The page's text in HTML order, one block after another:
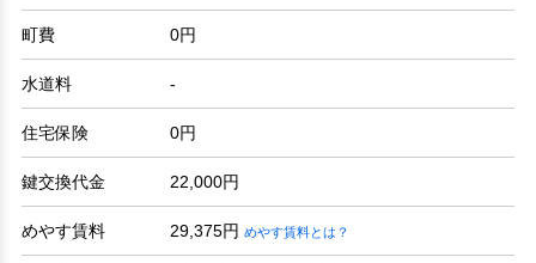
町費 0円
水道料 -
住宅保険 0円
鍵交換代金 22,000円
めやす賃料 29,375円 めやす賃料とは？